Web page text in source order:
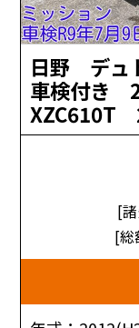
日野 デ
車検付き
XZC610T
[
[総